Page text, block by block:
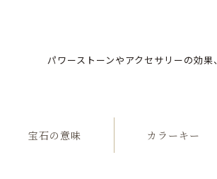
パワーストーンやアクセサリーの効
宝石の意味 カラーキー